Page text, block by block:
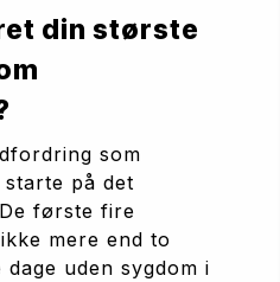
din største
som
på det
første fire
mere end to
uden sygdom i